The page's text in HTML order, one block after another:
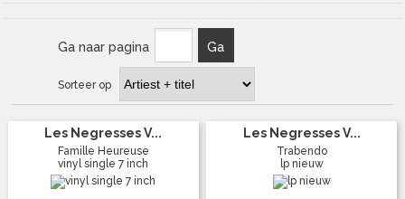
Ga naar pagina Ga
Sorteer op
Les Negresses V...
Famille Heureuse
vinyl single 7 inch
Les Negresses V...
Trabendo
lp nieuw